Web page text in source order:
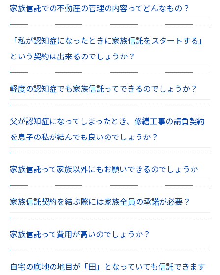
家族信託での不動産の管理の内容ってどんなもの？
「私が認知症になったときに家族信託をスタートする」
という契約は出来るのでしょうか？
軽度の認知症でも家族信託ってできるのでしょうか？
父が認知症になってしまったとき、修繕工事の請負契約
を息子の私が結んでも良いのでしょうか？
家族信託って家族以外にもお願いできるのでしょうか
家族信託契約を結ぶ際には家族全員の承諾が必要？
家族信託って費用が高いのでしょうか？
自宅の底地の地目が「田」となっていても信託できます